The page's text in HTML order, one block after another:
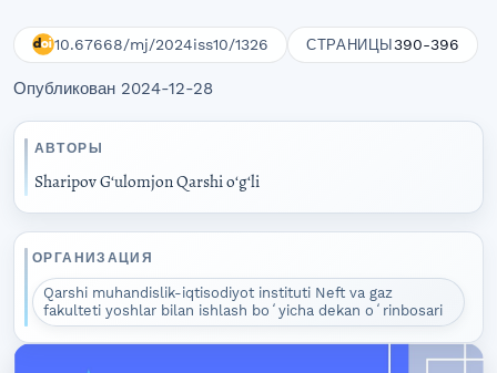
10.67668/mj/2024iss10/1326 СТРАНИЦЫ390-396
Опубликован 2024-12-28
АВТОРЫ
Sharipov Gʻulomjon Qarshi oʻgʻli
ОРГАНИЗАЦИЯ
Qarshi muhandislik-iqtisodiyot instituti Neft va gaz
fakulteti yoshlar bilan ishlash boʻyicha dekan oʻrinbosari